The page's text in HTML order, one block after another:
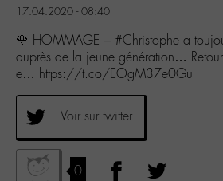
17.04.2020 - 08:40
🌹 HOMMAGE – #Christophe a
auprès de la jeune génération…
e… https://t.co/EOgM37e0Gu
Voir sur twitter
0